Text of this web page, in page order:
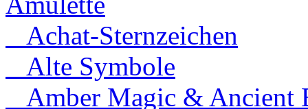
Achat-Sternzeichen
Alte Symbole
Amber Magic & Ancient